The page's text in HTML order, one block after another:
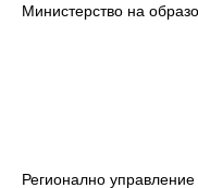
Министерство на
Регионално